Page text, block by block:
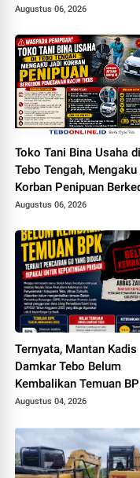
Simpang Betung -
Augustus 06, 2026
Toko Tani Bina Usaha di
Tebo Tengah, Mengaku
Korban Penipuan
Pemesanan Racun Tikus
Augustus 06, 2026
Ternyata, Mantan Kadis
Damkar Tebo Belum
Kembalikan Temuan
Terkait Pencairan GU
Kepentingan Pribadi
Augustus 04, 2026